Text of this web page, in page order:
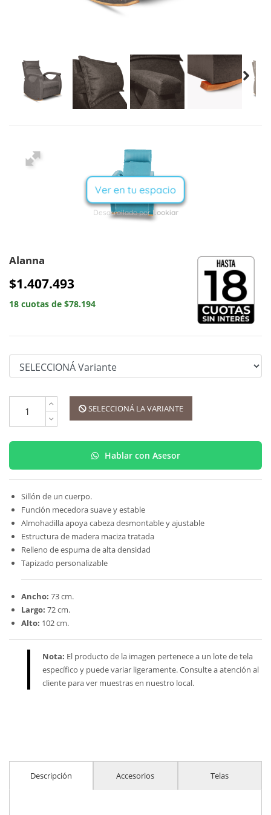
Alanna
$1.407.493
18 cuotas de $78.194
SELECCIONÁ LA VARIANTE
Hablar con Asesor
Sillón de un cuerpo.
Función mecedora suave y estable
Almohadilla apoya cabeza desmontable y ajustable
Estructura de madera maciza tratada
Relleno de espuma de alta densidad
Tapizado personalizable
Ancho: 73 cm.
Largo: 72 cm.
Alto: 102 cm.
Nota: El producto de la imagen pertenece a un lote de tela
específico y puede variar ligeramente. Consulte a atención al
cliente para ver muestras en nuestro local.
Descripción Accesorios Telas